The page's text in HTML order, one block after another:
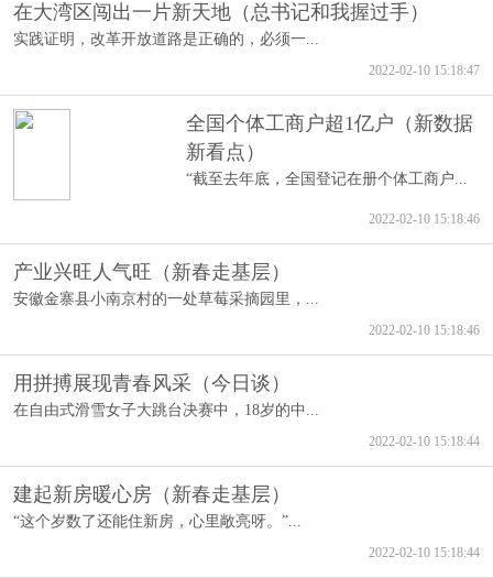
在大湾区闯出一片新天地（总书记和我握过手）
实践证明，改革开放道路是正确的，必须一...
2022-02-10 15:18:47
全国个体工商户超1亿户（新数据
新看点）
“截至去年底，全国登记在册个体工商户...
2022-02-10 15:18:46
产业兴旺人气旺（新春走基层）
安徽金寨县小南京村的一处草莓采摘园里，...
2022-02-10 15:18:46
用拼搏展现青春风采（今日谈）
在自由式滑雪女子大跳台决赛中，18岁的中...
2022-02-10 15:18:44
建起新房暖心房（新春走基层）
“这个岁数了还能住新房，心里敞亮呀。”...
2022-02-10 15:18:44